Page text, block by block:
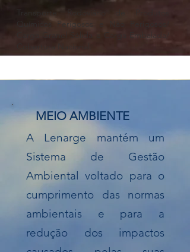
Transporte Rodoviário de Produtos
Químicos Perigosos e Não Perigosos/
Carga Granel Sólida e Carga Embalada/
MEIO AMBIENTE
A Lenarge mantém um
Sistema de Gestão
Ambiental voltado para o
cumprimento das normas
ambientais e para a
redução dos impactos